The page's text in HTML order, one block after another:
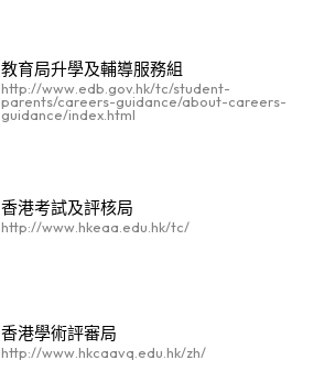
教育局升學及輔導服務組
http://www.edb.gov.hk/tc/student-
parents/careers-guidance/about-careers-
guidance/index.html
香港考試及評核局
http://www.hkeaa.edu.hk/tc/
香港學術評審局
http://www.hkcaavq.edu.hk/zh/